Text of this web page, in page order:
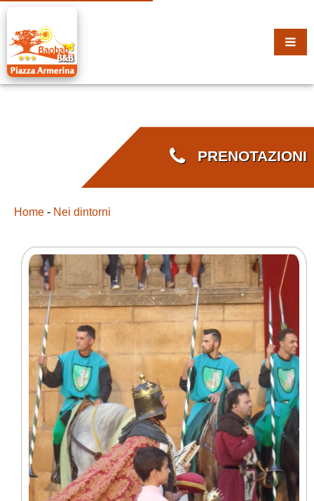
PRENOTAZIONI
Home - Nei dintorni